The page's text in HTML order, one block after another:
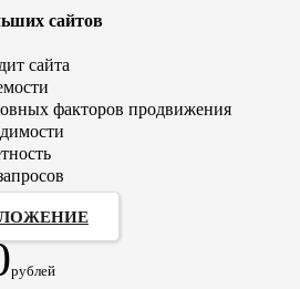
сайтов
сайта
факторов продвижения
рублей